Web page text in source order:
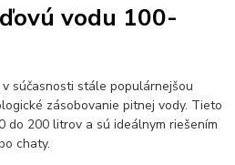
vodu 100-
súčasnosti stále populárnejšou
zásobovanie pitnej vody. Tieto
do 200 litrov a sú ideálnym riešením
chaty.